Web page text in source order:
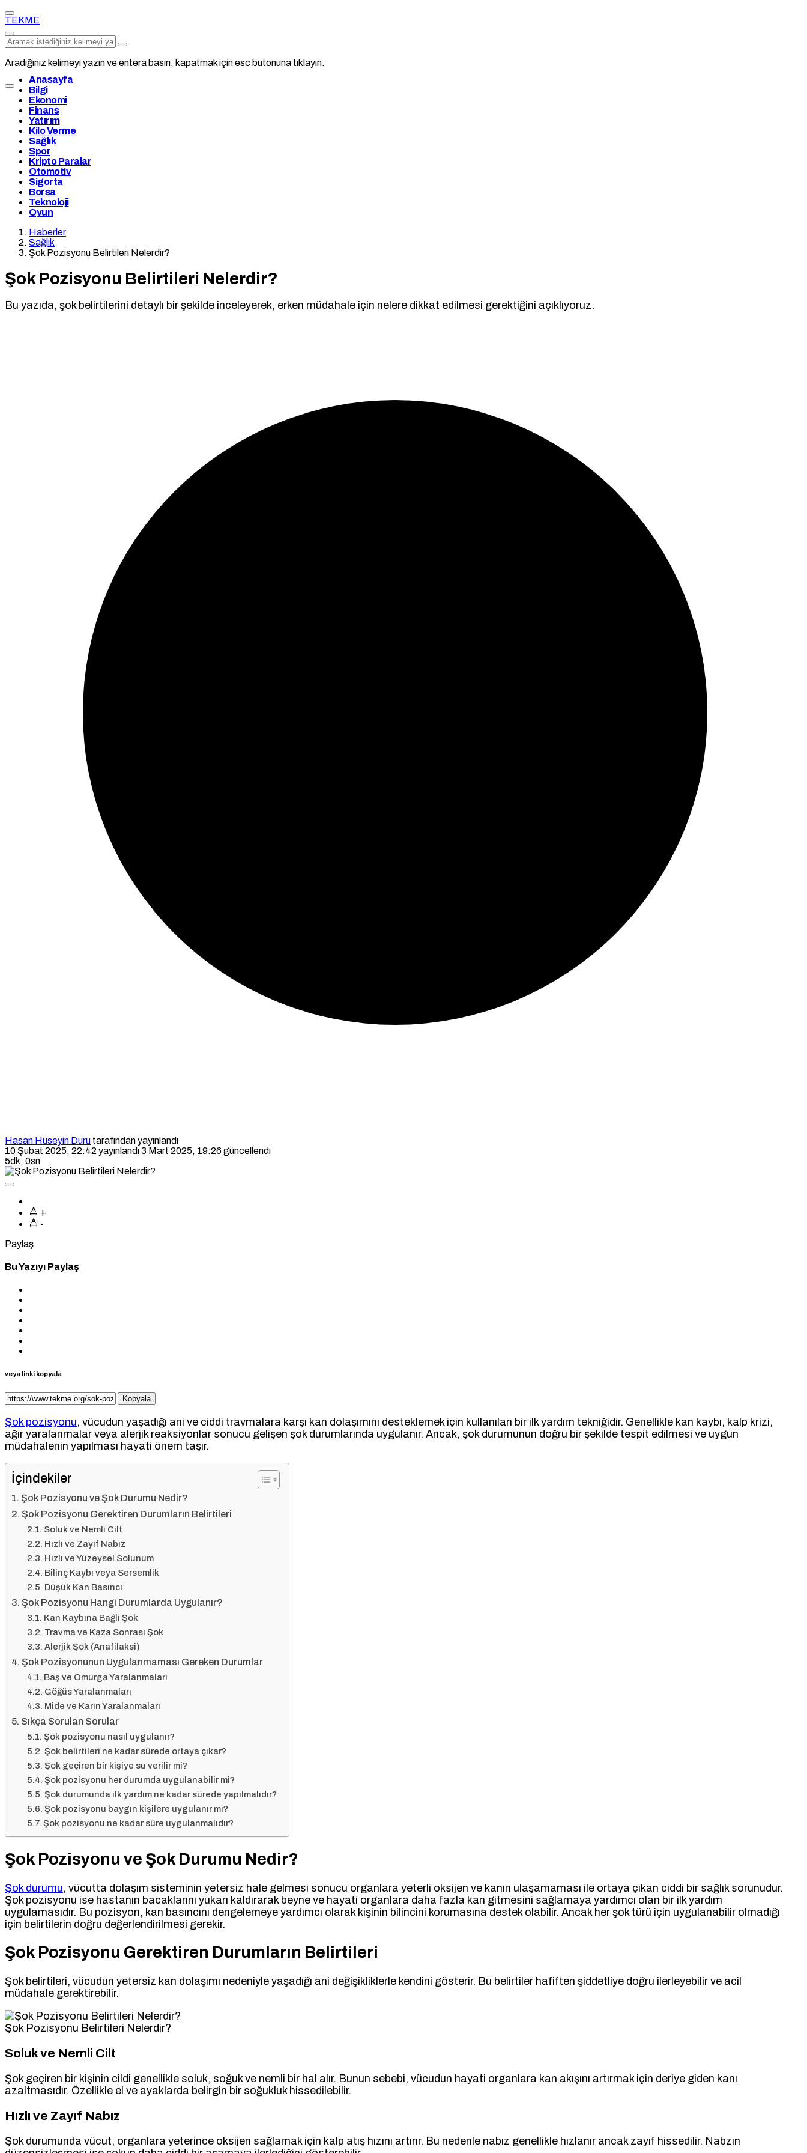
TEKME
Aradığınız kelimeyi yazın ve entera basın, kapatmak için esc butonuna tıklayın.
Anasayfa
Bilgi
Ekonomi
Finans
Yatırım
Kilo Verme
Sağlık
Spor
Kripto Paralar
Otomotiv
Sigorta
Borsa
Teknoloji
Oyun
Haberler
Sağlık
Şok Pozisyonu Belirtileri Nelerdir?
Şok Pozisyonu Belirtileri Nelerdir?
Bu yazıda, şok belirtilerini detaylı bir şekilde inceleyerek, erken müdahale için nelere dikkat edilmesi gerektiğini açıklıyoruz.
Hasan Hüseyin Duru tarafından yayınlandı
10 Şubat 2025, 22:42 yayınlandı3 Mart 2025, 19:26 güncellendi
5dk, 0sn
+
-
Paylaş
Bu Yazıyı Paylaş
veya linki kopyala
Kopyala
Şok pozisyonu, vücudun yaşadığı ani ve ciddi travmalara karşı kan dolaşımını desteklemek için kullanılan bir ilk yardım tekniğidir. Genellikle kan kaybı, kalp krizi,
ağır yaralanmalar veya alerjik reaksiyonlar sonucu gelişen şok durumlarında uygulanır. Ancak, şok durumunun doğru bir şekilde tespit edilmesi ve uygun
müdahalenin yapılması hayati önem taşır.
İçindekiler
Şok Pozisyonu ve Şok Durumu Nedir?
Şok Pozisyonu Gerektiren Durumların Belirtileri
Soluk ve Nemli Cilt
Hızlı ve Zayıf Nabız
Hızlı ve Yüzeysel Solunum
Bilinç Kaybı veya Sersemlik
Düşük Kan Basıncı
Şok Pozisyonu Hangi Durumlarda Uygulanır?
Kan Kaybına Bağlı Şok
Travma ve Kaza Sonrası Şok
Alerjik Şok (Anafilaksi)
Şok Pozisyonunun Uygulanmaması Gereken Durumlar
Baş ve Omurga Yaralanmaları
Göğüs Yaralanmaları
Mide ve Karın Yaralanmaları
Sıkça Sorulan Sorular
Şok pozisyonu nasıl uygulanır?
Şok belirtileri ne kadar sürede ortaya çıkar?
Şok geçiren bir kişiye su verilir mi?
Şok pozisyonu her durumda uygulanabilir mi?
Şok durumunda ilk yardım ne kadar sürede yapılmalıdır?
Şok pozisyonu baygın kişilere uygulanır mı?
Şok pozisyonu ne kadar süre uygulanmalıdır?
Şok Pozisyonu ve Şok Durumu Nedir?
Şok durumu, vücutta dolaşım sisteminin yetersiz hale gelmesi sonucu organlara yeterli oksijen ve kanın ulaşamaması ile ortaya çıkan ciddi bir sağlık sorunudur.
Şok pozisyonu ise hastanın bacaklarını yukarı kaldırarak beyne ve hayati organlara daha fazla kan gitmesini sağlamaya yardımcı olan bir ilk yardım
uygulamasıdır. Bu pozisyon, kan basıncını dengelemeye yardımcı olarak kişinin bilincini korumasına destek olabilir. Ancak her şok türü için uygulanabilir olmadığı
için belirtilerin doğru değerlendirilmesi gerekir.
Şok Pozisyonu Gerektiren Durumların Belirtileri
Şok belirtileri, vücudun yetersiz kan dolaşımı nedeniyle yaşadığı ani değişikliklerle kendini gösterir. Bu belirtiler hafiften şiddetliye doğru ilerleyebilir ve acil
müdahale gerektirebilir.
Şok Pozisyonu Belirtileri Nelerdir?
Soluk ve Nemli Cilt
Şok geçiren bir kişinin cildi genellikle soluk, soğuk ve nemli bir hal alır. Bunun sebebi, vücudun hayati organlara kan akışını artırmak için deriye giden kanı
azaltmasıdır. Özellikle el ve ayaklarda belirgin bir soğukluk hissedilebilir.
Hızlı ve Zayıf Nabız
Şok durumunda vücut, organlara yeterince oksijen sağlamak için kalp atış hızını artırır. Bu nedenle nabız genellikle hızlanır ancak zayıf hissedilir. Nabzın